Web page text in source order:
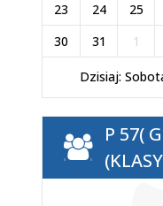
23
24 25
30
31 1
Dzisiaj:
P 57(